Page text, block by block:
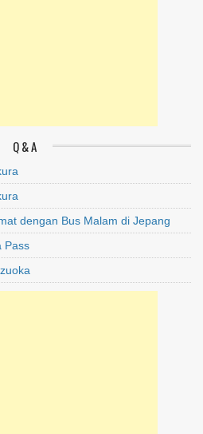
Q & A
dengan Bus Malam di Jepang
Pass